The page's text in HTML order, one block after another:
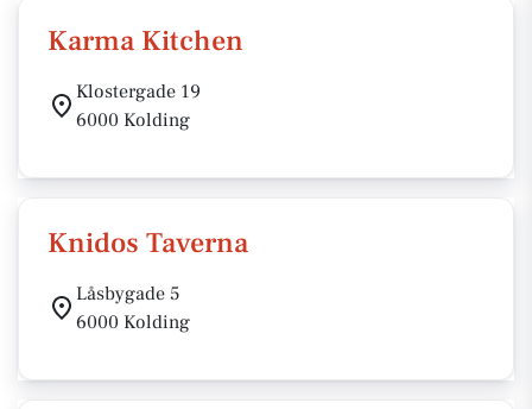
Karma Kitchen
Klostergade 19
6000 Kolding
Knidos Taverna
Låsbygade 5
6000 Kolding